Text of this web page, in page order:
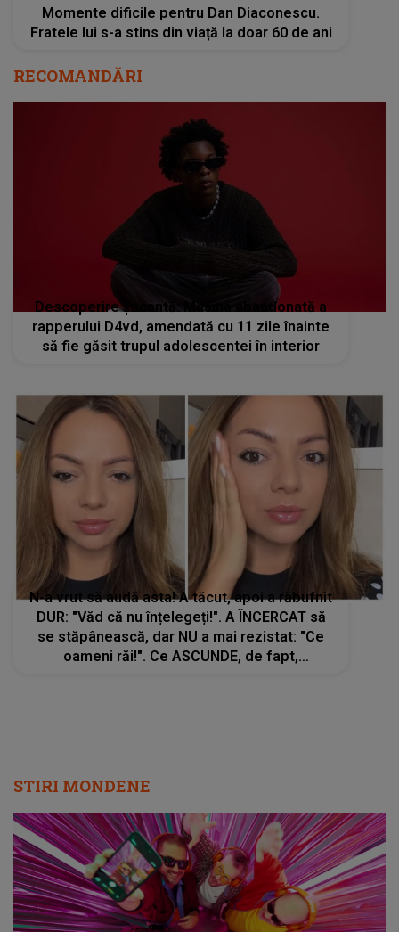
Momente dificile pentru Dan Diaconescu.
Fratele lui s-a stins din viață la doar 60 de ani
RECOMANDĂRI
Descoperire șocantă: Masina abandonată a
rapperului D4vd, amendată cu 11 zile înainte
să fie găsit trupul adolescentei în interior
N-a vrut să audă asta! A tăcut, apoi a răbufnit
DUR: "Văd că nu înțelegeți!". A ÎNCERCAT să
se stăpânească, dar NU a mai rezistat: "Ce
oameni răi!". Ce ASCUNDE, de fapt,
STIRI MONDENE